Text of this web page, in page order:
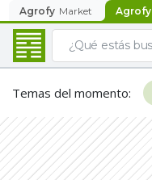
Agrofy Market Agrofy
Temas del momento: